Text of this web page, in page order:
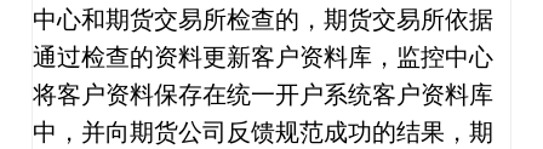
中心和期货交易所检查的，期货交易所依据
通过检查的资料更新客户资料库，监控中心
将客户资料保存在统一开户系统客户资料库
中，并向期货公司反馈规范成功的结果，期